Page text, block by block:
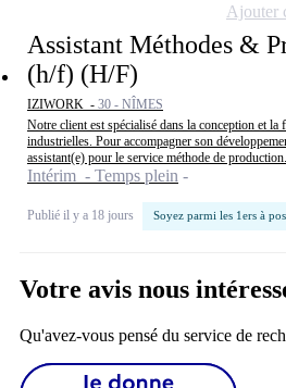
Assistant Méthodes &
(h/f) (H/F)
IZIWORK - 30 - NÎMES
Notre client est spécialisé dans la conception et la
industrielles. Pour accompagner son
assistant(e) pour le service méthode de production...
Intérim - Temps plein
Publié il y a 18 jours Soyez parmi les 1ers à
Ajouter
Votre avis nous
Qu'avez-vous pensé du service de